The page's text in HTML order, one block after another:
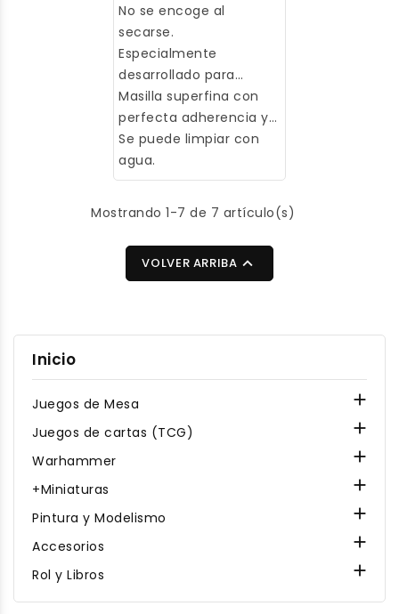
No se encoge al
secarse.
Especialmente
desarrollado para
modelismo.
Masilla superfina con
perfecta adherencia y
propiedades de lijado.
Se puede limpiar con
agua.
Mostrando 1-7 de 7 artículo(s)
VOLVER ARRIBA 
Inicio
Juegos de Mesa 
Juegos de cartas (TCG) 
Warhammer 
+Miniaturas 
Pintura y Modelismo 
Accesorios 
Rol y Libros 